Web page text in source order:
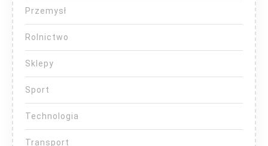
Przemysł
Rolnictwo
Sklepy
Sport
Technologia
Transport